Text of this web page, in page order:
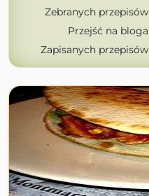
Zebranych przepisów
Przejść na bloga
Zapisanych przepisów